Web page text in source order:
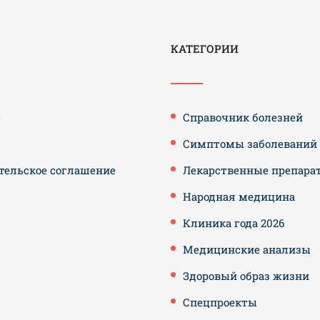
соглашение
КАТЕГОРИИ
Справочник болезней
Симптомы заболеваний
Лекарственные
Народная медицина
Клиника года 2026
Медицинские анализы
Здоровый образ жизни
Спецпроекты